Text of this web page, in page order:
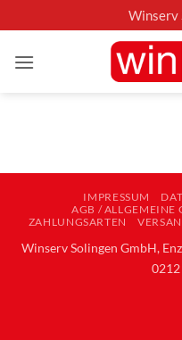
Inhalt
springen
Winserv
IMPRESSUM
AGB / ALLGEMEINE
ZAHLUNGSARTEN
Winserv Solingen GmbH,